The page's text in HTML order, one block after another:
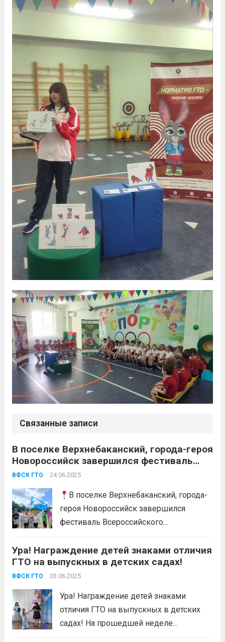
Связанные записи
В поселке Верхнебаканский, города-героя
Новороссийск завершился фестиваль
Всероссийского физкультурно-
обороне «, среди граждан, проживающих
в сельской местности.
ВФСК ГТО 24.06.2025
В поселке Верхнебаканский, города-
героя Новороссийск завершился
фестиваль Всероссийского
«Готов к труду и обороне «, среди
граждан, проживающих в сельской
местности. 🕯В День памяти и скорби
молчания, признавая важность
исторического наследия нашего
государства и памяти...
Ура! Награждение детей знаками отличия
ГТО на выпускных в детских садах!
ВФСК ГТО 03.06.2025
Ура! Награждение детей знаками
отличия ГТО на выпускных в детских
садах! На прошедшей неделе